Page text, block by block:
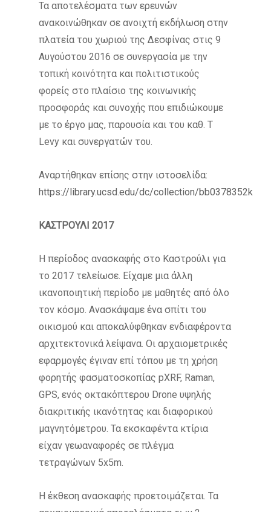
Τα αποτελέσματα των ερευνών
ανακοινώθηκαν σε ανοιχτή εκδήλωση στην
πλατεία του χωριού της Δεσφίνας στις 9
Αυγούστου 2016 σε συνεργασία με την
τοπική κοινότητα και πολιτιστικούς
φορείς στο πλαίσιο της κοινωνικής
προσφοράς και συνοχής που επιδιώκουμε
με το έργο μας, παρουσία και του καθ. Τ
Levy και συνεργατών του.
Αναρτήθηκαν επίσης στην ιστοσελίδα:
https://library.ucsd.edu/dc/collection/bb0378352k
ΚΑΣΤΡΟΥΛΙ 2017
Η περίοδος ανασκαφής στο Καστρούλι για
το 2017 τελείωσε. Είχαμε μια άλλη
ικανοποιητική περίοδο με μαθητές από όλο
τον κόσμο. Ανασκάψαμε ένα σπίτι του
οικισμού και αποκαλύφθηκαν ενδιαφέροντα
αρχιτεκτονικά λείψανα. Οι αρχαιομετρικές
εφαρμογές έγιναν επί τόπου με τη χρήση
φορητής φασματοσκοπίας pXRF, Raman,
GPS, ενός οκτακόπτερου Drone υψηλής
διακριτικής ικανότητας και διαφορικού
μαγνητόμετρου. Τα εκσκαφέντα κτίρια
είχαν γεωαναφορές σε πλέγμα
τετραγώνων 5x5m.
Η έκθεση ανασκαφής προετοιμάζεται. Τα